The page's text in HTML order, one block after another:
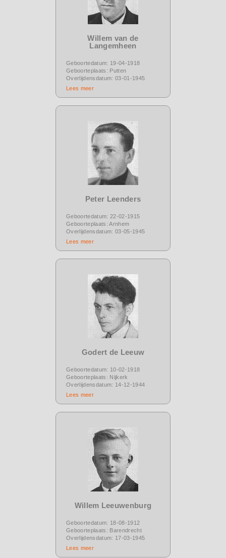
Willem van de
Langemheen
Geboortedatum: 19-04-1918
Geboorteplaats: Putten
Overlijdensdatum: 03-01-1945
Lees meer
Peter Leenders
Geboortedatum: 22-02-1915
Geboorteplaats: Arnhem
Overlijdensdatum: 03-05-1945
Lees meer
Godert de Leeuw
Geboortedatum: 10-02-1918
Geboorteplaats: Nijkerk
Overlijdensdatum: 14-12-1944
Lees meer
Willem Leeuwenburg
Geboortedatum: 18-08-1912
Geboorteplaats: Barendrecht
Overlijdensdatum: 17-03-1945
Lees meer